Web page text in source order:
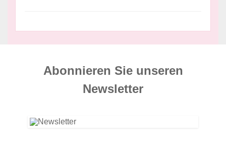
Abonnieren Sie unseren
News­letter